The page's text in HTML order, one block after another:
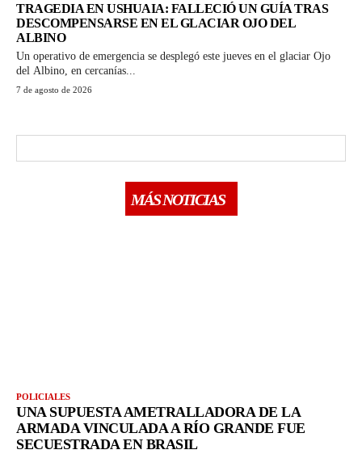
TRAGEDIA EN USHUAIA: FALLECIÓ UN GUÍA TRAS
DESCOMPENSARSE EN EL GLACIAR OJO DEL
ALBINO
Un operativo de emergencia se desplegó este jueves en el glaciar Ojo
del Albino, en cercanías...
7 de agosto de 2026
MÁS NOTICIAS
POLICIALES
UNA SUPUESTA AMETRALLADORA DE LA
ARMADA VINCULADA A RÍO GRANDE FUE
SECUESTRADA EN BRASIL